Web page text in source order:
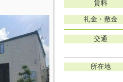
賃料
礼金・敷金
交通
所在地